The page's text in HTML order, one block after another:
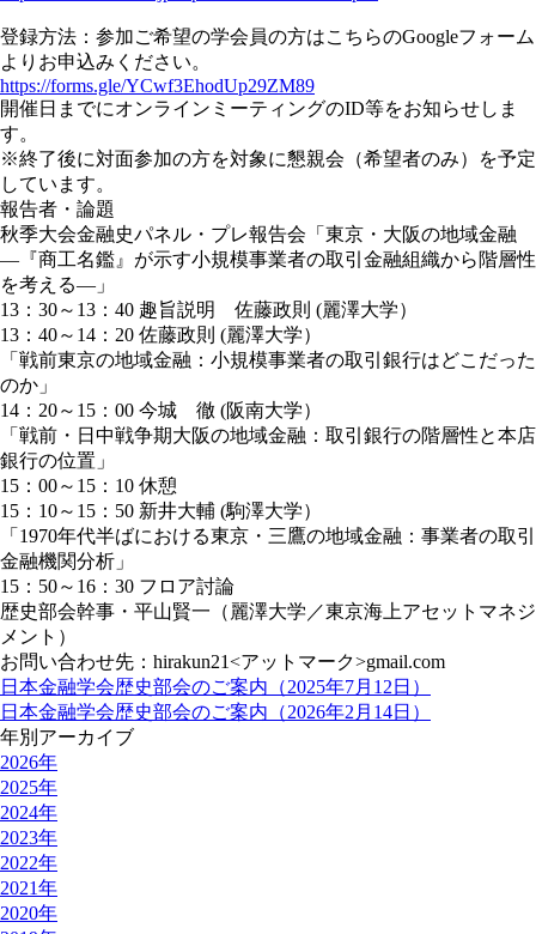
登録方法：参加ご希望の学会員の方はこちらのGoogleフォーム
よりお申込みください。
https://forms.gle/YCwf3EhodUp29ZM89
開催日までにオンラインミーティングのID等をお知らせしま
す。
※終了後に対面参加の方を対象に懇親会（希望者のみ）を予定
しています。
報告者・論題
秋季大会金融史パネル・プレ報告会「東京・大阪の地域金融
―『商工名鑑』が示す小規模事業者の取引金融組織から階層性
を考える―」
13：30～13：40 趣旨説明 佐藤政則 (麗澤大学）
13：40～14：20 佐藤政則 (麗澤大学）
「戦前東京の地域金融：小規模事業者の取引銀行はどこだった
のか」
14：20～15：00 今城 徹 (阪南大学）
「戦前・日中戦争期大阪の地域金融：取引銀行の階層性と本店
銀行の位置」
15：00～15：10 休憩
15：10～15：50 新井大輔 (駒澤大学）
「1970年代半ばにおける東京・三鷹の地域金融：事業者の取引
金融機関分析」
15：50～16：30 フロア討論
歴史部会幹事・平山賢一（麗澤大学／東京海上アセットマネジ
メント）
お問い合わせ先：hirakun21<アットマーク>gmail.com
日本金融学会歴史部会のご案内（2025年7月12日）
日本金融学会歴史部会のご案内（2026年2月14日）
年別アーカイブ
2026年
2025年
2024年
2023年
2022年
2021年
2020年